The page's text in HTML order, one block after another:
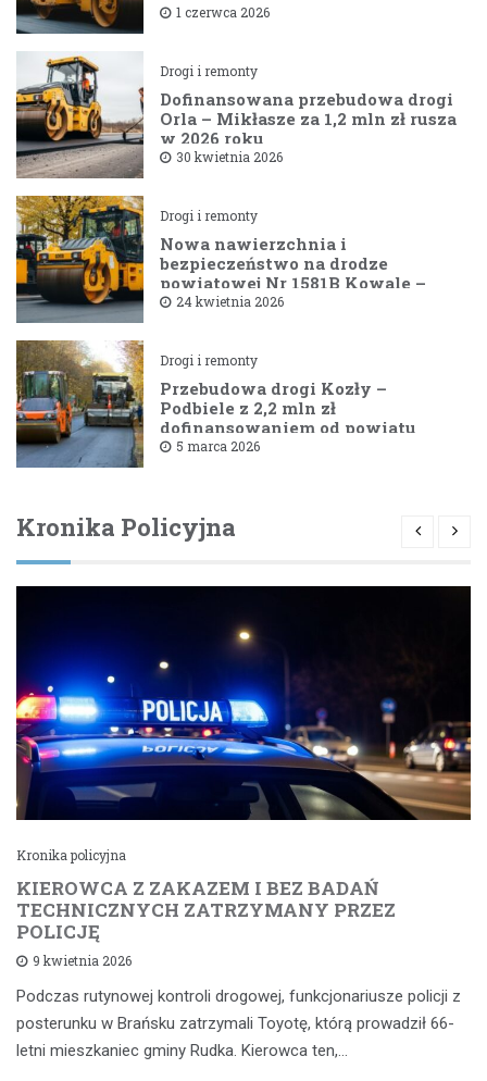
1 czerwca 2026
Drogi i remonty
Dofinansowana przebudowa drogi
Orla – Mikłasze za 1,2 mln zł rusza
w 2026 roku
30 kwietnia 2026
Drogi i remonty
Nowa nawierzchnia i
bezpieczeństwo na drodze
powiatowej Nr 1581B Kowale –
Filipy
24 kwietnia 2026
Drogi i remonty
Przebudowa drogi Kozły –
Podbiele z 2,2 mln zł
dofinansowaniem od powiatu
bielskiego
5 marca 2026
Kronika Policyjna
Kronika policyjna
KIEROWCA Z ZAKAZEM I BEZ BADAŃ
TECHNICZNYCH ZATRZYMANY PRZEZ
POLICJĘ
9 kwietnia 2026
Podczas rutynowej kontroli drogowej, funkcjonariusze policji z
posterunku w Brańsku zatrzymali Toyotę, którą prowadził 66-
letni mieszkaniec gminy Rudka. Kierowca ten,…